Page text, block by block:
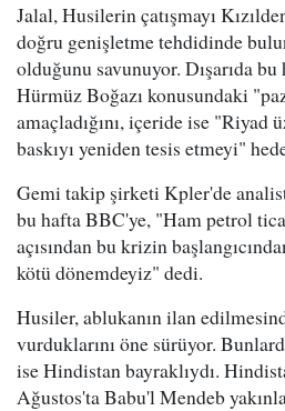
Jalal, Husilerin çatışmayı
doğru genişletme tehdidinde
olduğunu savunuyor. Dışarıda
Hürmüz Boğazı konusundaki
amaçladığını, içeride ise "Riyad
baskıyı yeniden tesis etmeyi"
Gemi takip şirketi Kpler'de
bu hafta BBC'ye, "Ham petrol
açısından bu krizin
kötü dönemdeyiz" dedi.
Husiler, ablukanın ilan
vurduklarını öne sürüyor.
ise Hindistan bayraklıydı.
Ağustos'ta Babu'l Mendeb